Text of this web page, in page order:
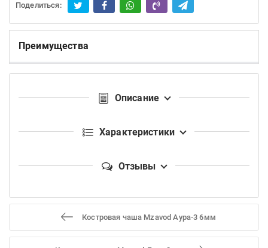
Поделиться:
Преимущества
Описание
Характеристики
Отзывы
Костровая чаша Mzavod Аура-3 6мм